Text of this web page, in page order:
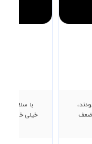
ضعف
با سلام از
خیلی خوبی